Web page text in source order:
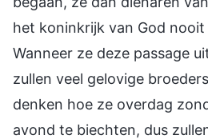
het koninkrijk van God
Wanneer ze deze passage
zullen veel gelovige
denken hoe ze overdag
avond te biechten, dus